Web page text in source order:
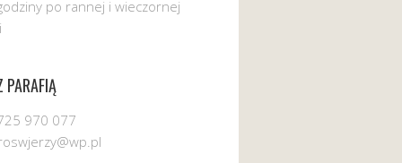
po rannej i wieczornej
PARAFIĄ
970 077